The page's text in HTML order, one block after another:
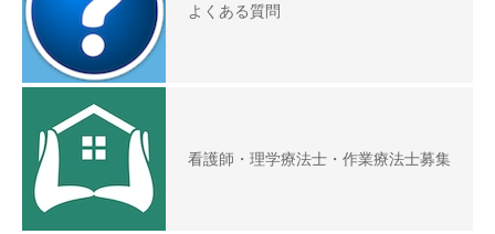
よくある質問
看護師・理学療法士・作業療法士募集